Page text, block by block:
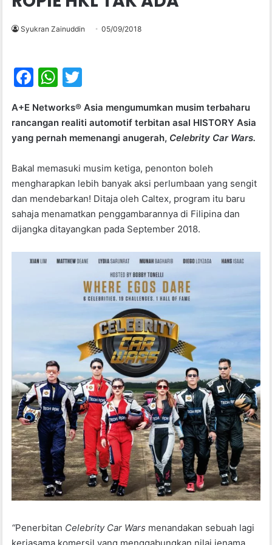
Syukran Zainuddin 05/09/2018
F
c
e
o
o
k
W
at
s
p
p
itt
er
A+E Networks® Asia mengumumkan musim terbaharu
rancangan realiti automotif terbitan asal HISTORY Asia
yang pernah memenangi anugerah, Celebrity Car Wars.
Bakal memasuki musim ketiga, penonton boleh
mengharapkan lebih banyak aksi perlumbaan yang sengit
dan mendebarkan! Ditaja oleh Caltex, program itu baru
sahaja menamatkan penggambarannya di Filipina dan
dijangka ditayangkan pada September 2018.
“Penerbitan Celebrity Car Wars menandakan sebuah lagi